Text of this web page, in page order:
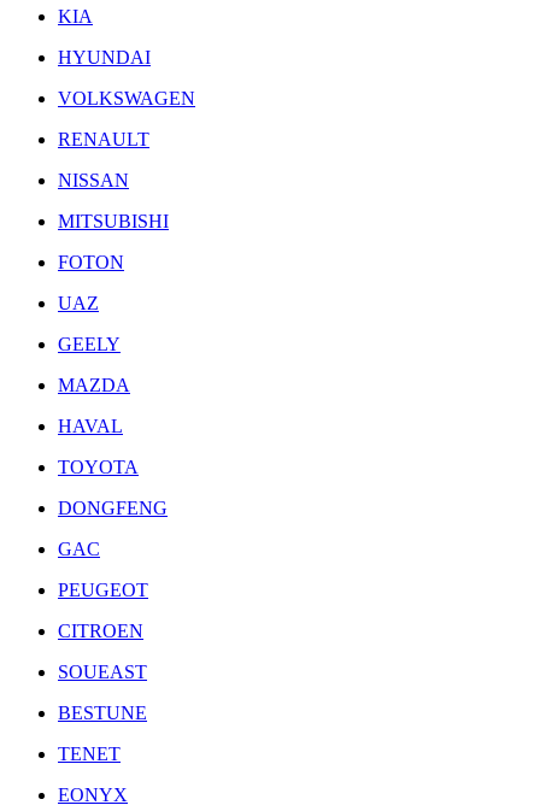
KIA
HYUNDAI
VOLKSWAGEN
RENAULT
NISSAN
MITSUBISHI
FOTON
UAZ
GEELY
MAZDA
HAVAL
TOYOTA
DONGFENG
GAC
PEUGEOT
CITROEN
SOUEAST
BESTUNE
TENET
EONYX